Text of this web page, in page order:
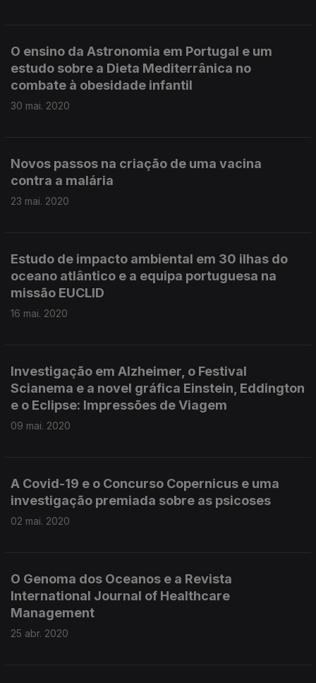
O ensino da Astronomia em Portugal e um
estudo sobre a Dieta Mediterrânica no
combate à obesidade infantil
30 mai. 2020
Novos passos na criação de uma vacina
contra a malária
23 mai. 2020
Estudo de impacto ambiental em 30 ilhas do
oceano atlântico e a equipa portuguesa na
missão EUCLID
16 mai. 2020
Investigação em Alzheimer, o Festival
Scianema e a novel gráfica Einstein, Eddington
e o Eclipse: Impressões de Viagem
09 mai. 2020
A Covid-19 e o Concurso Copernicus e uma
investigação premiada sobre as psicoses
02 mai. 2020
O Genoma dos Oceanos e a Revista
International Journal of Healthcare
Management
25 abr. 2020